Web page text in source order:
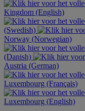
Kingdom (English)
(Swedish)
Norway (Norwegian)
(Danish)
Austria (German)
Luxembourg (Français)
Luxembourg (English)